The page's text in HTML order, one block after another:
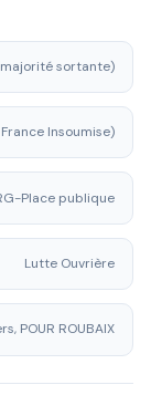
sortante)
France Insoumise)
Place publique
Lutte Ouvrière
POUR ROUBAIX